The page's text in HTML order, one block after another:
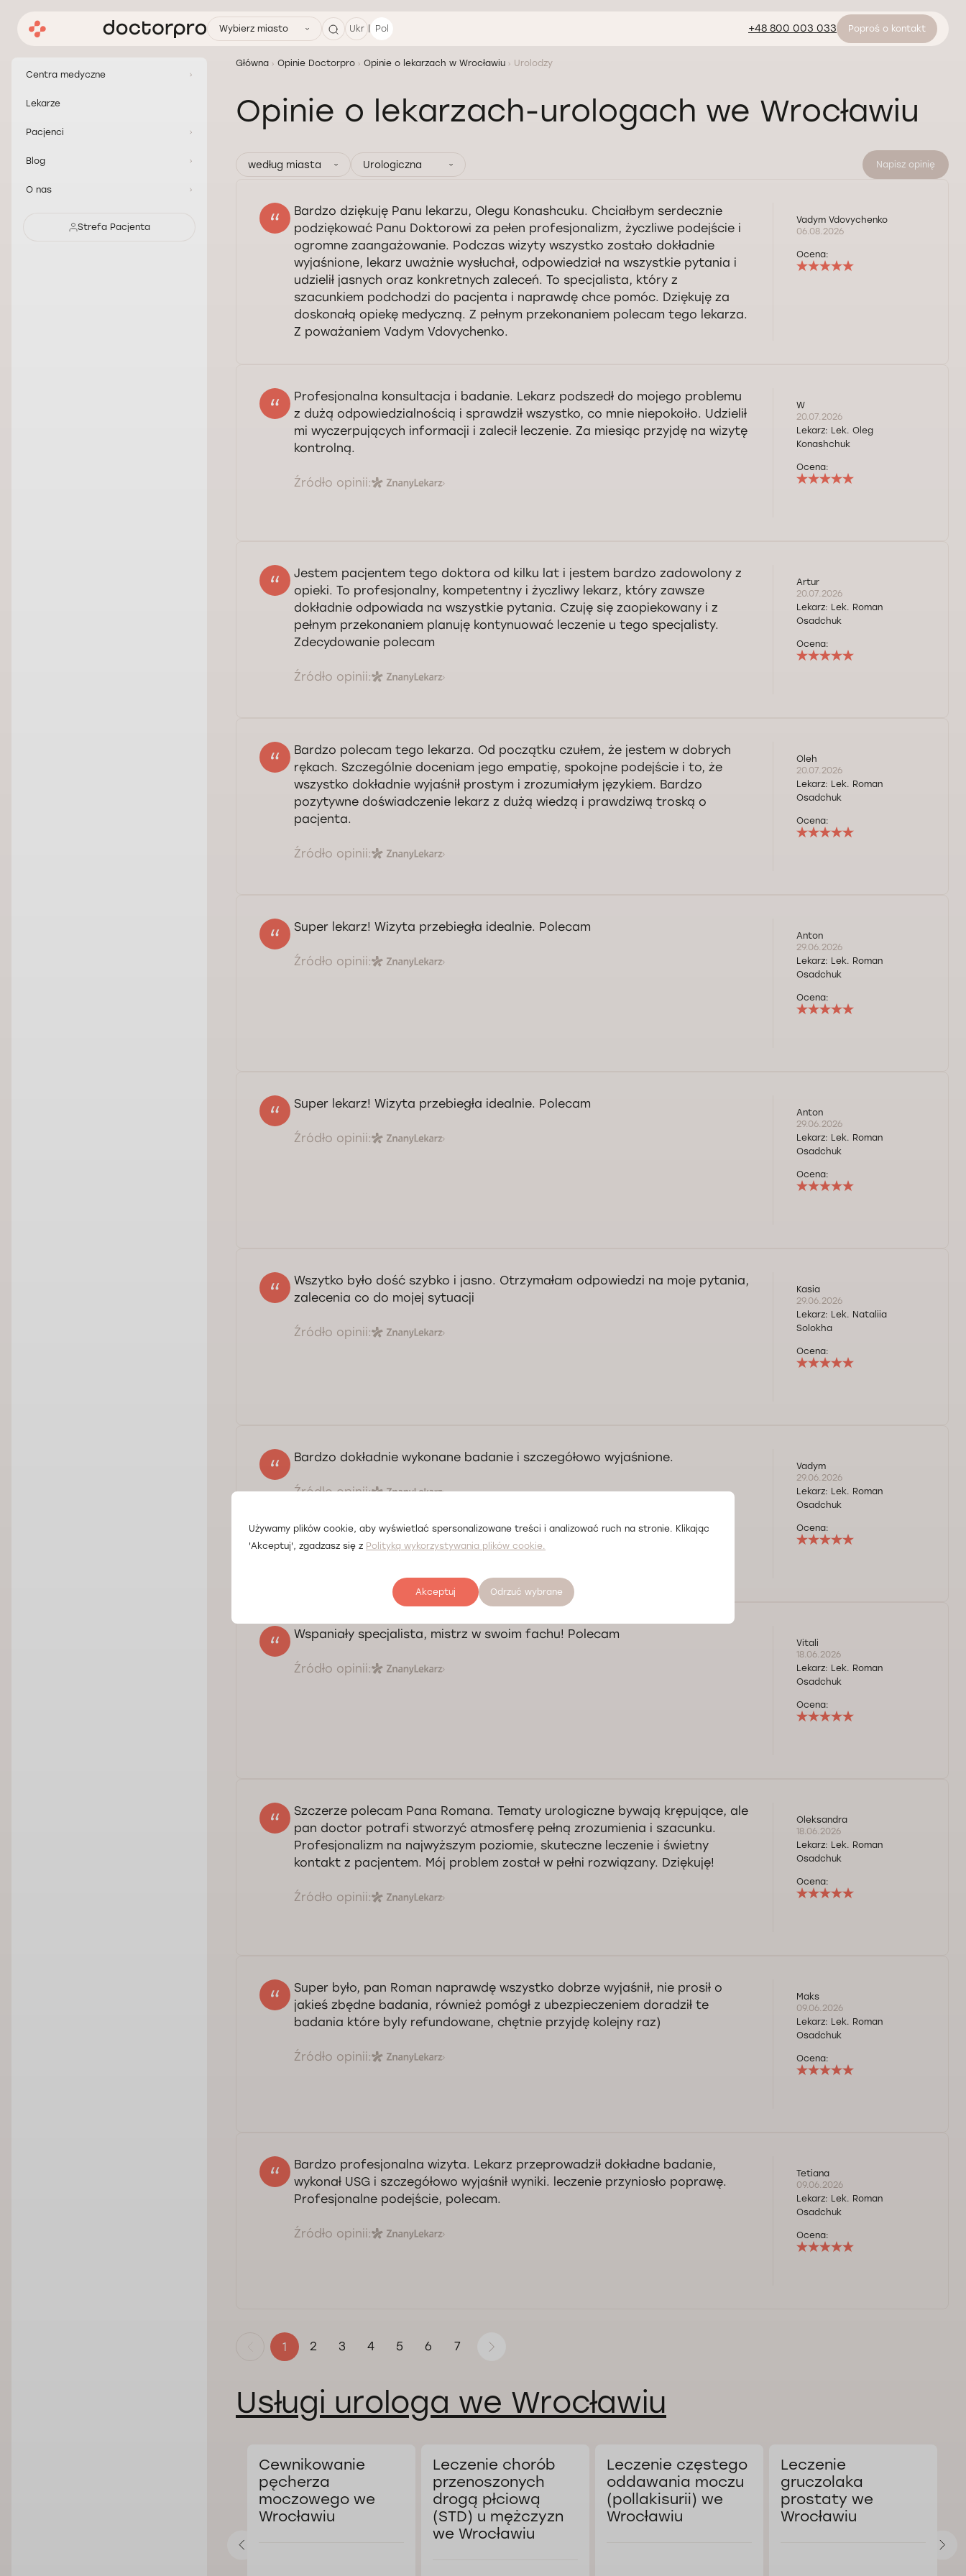
Wybierz miasto Ukr | Pol +48 800 003 033 Poproś o kontakt
Centra medyczne
Lekarze
Pacjenci
Blog
O nas
Strefa Pacjenta
Główna Opinie Doctorpro Opinie o lekarzach w Wrocławiu Urolodzy
Opinie o lekarzach-urologach we Wrocławiu
według miasta Urologiczna Napisz opinię
Bardzo dziękuję Panu lekarzu, Olegu Konashcuku. Chciałbym serdecznie
podziękować Panu Doktorowi za pełen profesjonalizm, życzliwe podejście i
ogromne zaangażowanie. Podczas wizyty wszystko zostało dokładnie
wyjaśnione, lekarz uważnie wysłuchał, odpowiedział na wszystkie pytania i
udzielił jasnych oraz konkretnych zaleceń. To specjalista, który z
szacunkiem podchodzi do pacjenta i naprawdę chce pomóc. Dziękuję za
doskonałą opiekę medyczną. Z pełnym przekonaniem polecam tego lekarza.
Z poważaniem Vadym Vdovychenko.
Vadym Vdovychenko
06.08.2026
Ocena:
Profesjonalna konsultacja i badanie. Lekarz podszedł do mojego problemu
z dużą odpowiedzialnością i sprawdził wszystko, co mnie niepokoiło. Udzielił
mi wyczerpujących informacji i zalecił leczenie. Za miesiąc przyjdę na wizytę
kontrolną.
Źródło opinii:
W
20.07.2026
Lekarz: Lek. Oleg
Konashchuk
Ocena:
Jestem pacjentem tego doktora od kilku lat i jestem bardzo zadowolony z
opieki. To profesjonalny, kompetentny i życzliwy lekarz, który zawsze
dokładnie odpowiada na wszystkie pytania. Czuję się zaopiekowany i z
pełnym przekonaniem planuję kontynuować leczenie u tego specjalisty.
Zdecydowanie polecam
Źródło opinii:
Artur
20.07.2026
Lekarz: Lek. Roman
Osadchuk
Ocena:
Bardzo polecam tego lekarza. Od początku czułem, że jestem w dobrych
rękach. Szczególnie doceniam jego empatię, spokojne podejście i to, że
wszystko dokładnie wyjaśnił prostym i zrozumiałym językiem. Bardzo
pozytywne doświadczenie lekarz z dużą wiedzą i prawdziwą troską o
pacjenta.
Źródło opinii:
Oleh
20.07.2026
Lekarz: Lek. Roman
Osadchuk
Ocena:
Super lekarz! Wizyta przebiegła idealnie. Polecam
Źródło opinii:
Anton
29.06.2026
Lekarz: Lek. Roman
Osadchuk
Ocena:
Super lekarz! Wizyta przebiegła idealnie. Polecam
Źródło opinii:
Anton
29.06.2026
Lekarz: Lek. Roman
Osadchuk
Ocena:
Wszytko było dość szybko i jasno. Otrzymałam odpowiedzi na moje pytania,
zalecenia co do mojej sytuacji
Źródło opinii:
Kasia
29.06.2026
Lekarz: Lek. Nataliia
Solokha
Ocena:
Bardzo dokładnie wykonane badanie i szczegółowo wyjaśnione.
Źródło opinii:
Vadym
29.06.2026
Lekarz: Lek. Roman
Osadchuk
Ocena:
Wspaniały specjalista, mistrz w swoim fachu! Polecam
Źródło opinii:
Vitali
18.06.2026
Lekarz: Lek. Roman
Osadchuk
Ocena:
Szczerze polecam Pana Romana. Tematy urologiczne bywają krępujące, ale
pan doctor potrafi stworzyć atmosferę pełną zrozumienia i szacunku.
Profesjonalizm na najwyższym poziomie, skuteczne leczenie i świetny
kontakt z pacjentem. Mój problem został w pełni rozwiązany. Dziękuję!
Źródło opinii:
Oleksandra
18.06.2026
Lekarz: Lek. Roman
Osadchuk
Ocena:
Super było, pan Roman naprawdę wszystko dobrze wyjaśnił, nie prosił o
jakieś zbędne badania, również pomógł z ubezpieczeniem doradził te
badania które byly refundowane, chętnie przyjdę kolejny raz)
Źródło opinii:
Maks
09.06.2026
Lekarz: Lek. Roman
Osadchuk
Ocena:
Bardzo profesjonalna wizyta. Lekarz przeprowadził dokładne badanie,
wykonał USG i szczegółowo wyjaśnił wyniki. leczenie przyniosło poprawę.
Profesjonalne podejście, polecam.
Źródło opinii:
Tetiana
09.06.2026
Lekarz: Lek. Roman
Osadchuk
Ocena:
1 2 3 4 5 6 7
Usługi urologa we Wrocławiu
Cewnikowanie
pęcherza
moczowego we
Wrocławiu
Leczenie chorób
przenoszonych
drogą płciową
(STD) u mężczyzn
we Wrocławiu
Leczenie częstego
oddawania moczu
(pollakisurii) we
Wrocławiu
Leczenie
gruczolaka
prostaty we
Wrocławiu
Używamy plików cookie, aby wyświetlać spersonalizowane treści i analizować ruch na stronie. Klikając
'Akceptuj', zgadzasz się z Polityką wykorzystywania plików cookie.
Akceptuj Odrzuć wybrane